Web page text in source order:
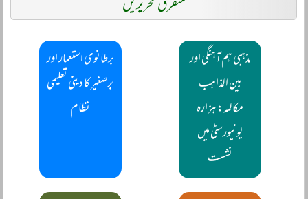
متفرق تحریریں
مذہبی ہم آہنگی اور
بین المذاہب
مکالمہ: ہزارہ
یونیورسٹی میں
نشست
برطانوی استعمار اور
برصغیر کا دینی تعلیمی
نظام